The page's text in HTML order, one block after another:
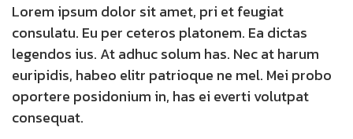
Lorem ipsum dolor sit amet, pri et feugiat
consulatu. Eu per ceteros platonem. Ea dictas
legendos ius. At adhuc solum has. Nec at harum
euripidis, habeo elitr patrioque ne mel. Mei probo
oportere posidonium in, has ei everti volutpat
consequat.